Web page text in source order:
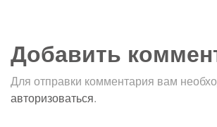
Добавить
Для отправки комментария вам
авторизоваться.